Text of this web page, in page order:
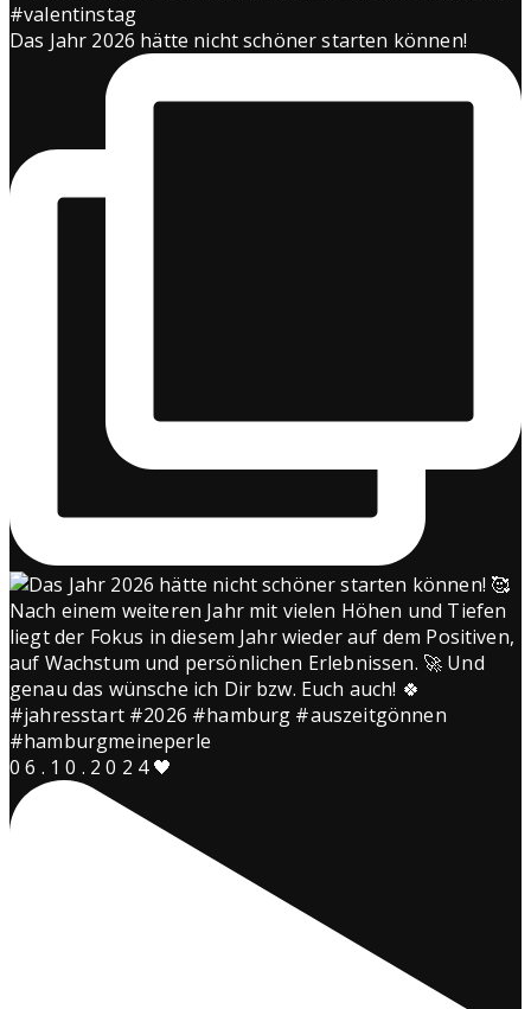
Das Jahr 2026 hätte nicht schöner starten können!
0 6 . 1 0 . 2 0 2 4 🖤